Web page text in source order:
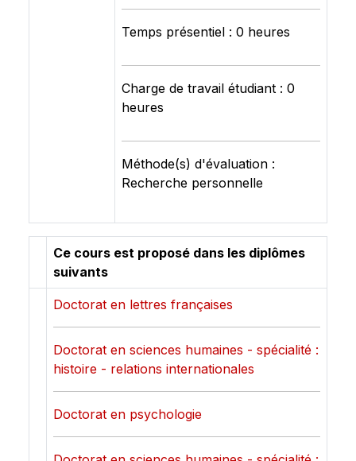
Temps présentiel : 0 heures
Charge de travail étudiant : 0
heures
Méthode(s) d'évaluation :
Recherche personnelle
Ce cours est proposé dans les diplômes
suivants
Doctorat en lettres françaises
Doctorat en sciences humaines - spécialité :
histoire - relations internationales
Doctorat en psychologie